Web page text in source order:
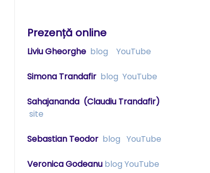
Prezență online
Liviu Gheorghe blog YouTube
Simona Trandafir blog YouTube
Sahajananda (Claudiu Trandafir)
site
Sebastian Teodor blog YouTube
Veronica Godeanu blog YouTube